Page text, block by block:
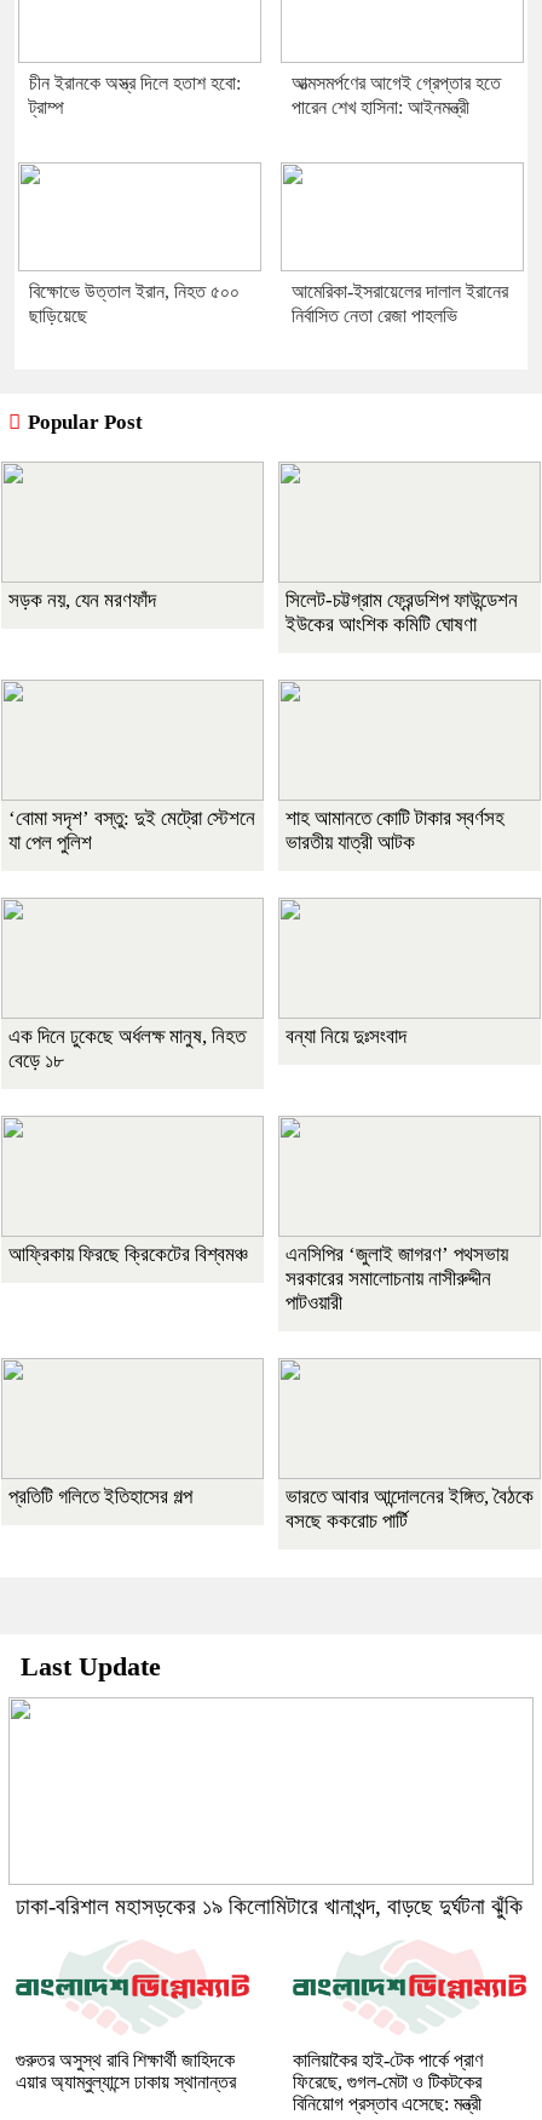
চীন ইরানকে অস্ত্র দিলে হতাশ হবো:
ট্রাম্প
আত্মসমর্পণের আগেই গ্রেপ্তার হতে
পারেন শেখ হাসিনা: আইনমন্ত্রী
বিক্ষোভে উত্তাল ইরান, নিহত ৫০০
ছাড়িয়েছে
আমেরিকা-ইসরায়েলের দালাল ইরানের
নির্বাসিত নেতা রেজা পাহলভি
Popular Post
সড়ক নয়, যেন মরণফাঁদ
সিলেট-চট্টগ্রাম ফ্রেন্ডশিপ ফাউন্ডেশন
ইউকের আংশিক কমিটি ঘোষণা
‘বোমা সদৃশ’ বস্তু: দুই মেট্রো স্টেশনে
যা পেল পুলিশ
শাহ আমানতে কোটি টাকার স্বর্ণসহ
ভারতীয় যাত্রী আটক
এক দিনে ঢুকেছে অর্ধলক্ষ মানুষ, নিহত
বেড়ে ১৮
বন্যা নিয়ে দুঃসংবাদ
আফ্রিকায় ফিরছে ক্রিকেটের বিশ্বমঞ্চ
এনসিপির ‘জুলাই জাগরণ’ পথসভায়
সরকারের সমালোচনায় নাসীরুদ্দীন
পাটওয়ারী
প্রতিটি গলিতে ইতিহাসের গল্প
ভারতে আবার আন্দোলনের ইঙ্গিত, বৈঠকে
বসছে ককরোচ পার্টি
Last Update
ঢাকা-বরিশাল মহাসড়কের ১৯ কিলোমিটারে খানাখন্দ, বাড়ছে দুর্ঘটনা ঝুঁকি
গুরুতর অসুস্থ রাবি শিক্ষার্থী জাহিদকে
এয়ার অ্যাম্বুল্যান্সে ঢাকায় স্থানান্তর
কালিয়াকৈর হাই-টেক পার্কে প্রাণ
ফিরেছে, গুগল-মেটা ও টিকটকের
বিনিয়োগ প্রস্তাব এসেছে: মন্ত্রী